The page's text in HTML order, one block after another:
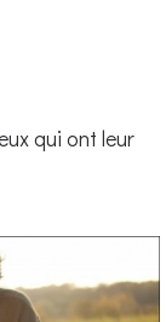
qui ont leur